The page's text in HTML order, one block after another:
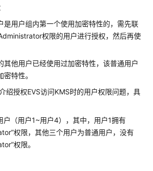
是用户组内第一个使用加密特性的，需先联
权限的用户进行授权，然后再使
其他用户已经使用过加密特性，该普通用户
特性。
绍授权EVS访问KMS时的用户权限问题，具
户（用户1~用户4），其中，用户1拥有
权限，其他三个用户为普通用户，没有
权限。